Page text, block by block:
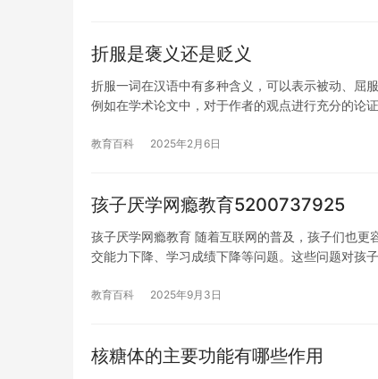
折服是褒义还是贬义
折服一词在汉语中有多种含义，可以表示被动、屈
例如在学术论文中，对于作者的观点进行充分的论
教育百科 2025年2月6日
孩子厌学网瘾教育5200737925
孩子厌学网瘾教育 随着互联网的普及，孩子们也
交能力下降、学习成绩下降等问题。这些问题对孩
教育百科 2025年9月3日
核糖体的主要功能有哪些作用